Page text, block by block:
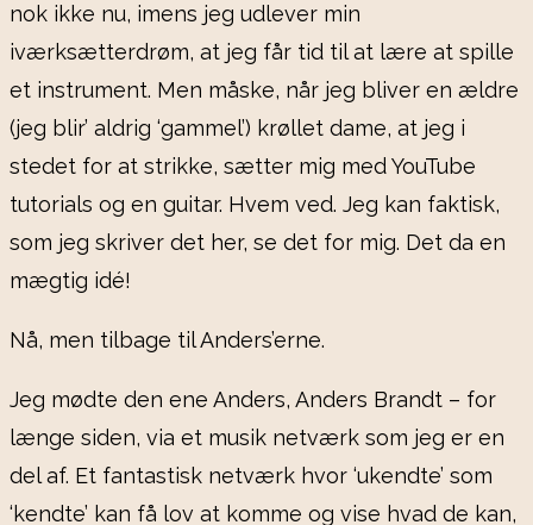
nok ikke nu, imens jeg udlever min
iværksætterdrøm, at jeg får tid til at lære at spille
et instrument. Men måske, når jeg bliver en ældre
(jeg blir’ aldrig ‘gammel’) krøllet dame, at jeg i
stedet for at strikke, sætter mig med YouTube
tutorials og en guitar. Hvem ved. Jeg kan faktisk,
som jeg skriver det her, se det for mig. Det da en
mægtig idé!
Nå, men tilbage til Anders’erne.
Jeg mødte den ene Anders, Anders Brandt – for
længe siden, via et musik netværk som jeg er en
del af. Et fantastisk netværk hvor ‘ukendte’ som
‘kendte’ kan få lov at komme og vise hvad de kan,